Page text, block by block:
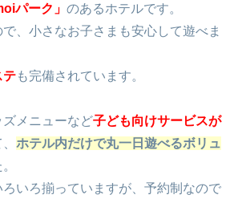
パーク」 のあるホテルです。
、小さなお子さまも安心して遊べま
テも完備されています。
メニューなど子ども向けサービスが
ホテル内だけで丸一日遊べるボリュ
ろいろ揃っていますが、予約制なので